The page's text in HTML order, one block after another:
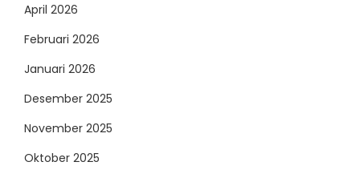
April 2026
Februari 2026
Januari 2026
Desember 2025
November 2025
Oktober 2025